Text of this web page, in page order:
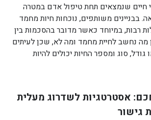
חיים שנמצאים תחת טיפול אדם במטרה
בבניינים משותפים, נוכחות חיות מחמד
רבות, במיוחד כאשר מדובר בהסכמות בין
מה נחשב לחיית מחמד ומה לא, שכן לעיתים
סוג ומספר החיות יכולים להיות
אסטרטגיות לשדרוג מעלית
גישור